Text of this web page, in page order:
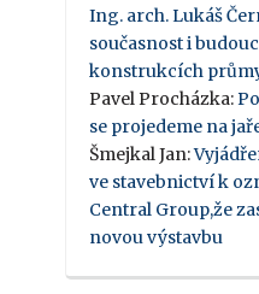
Ing. arch. Lukáš
současnost i
konstrukcích
Pavel Procházka:
se projedeme na
Šmejkal Jan:
ve stavebnictví k
Central Group,že
novou výstavbu